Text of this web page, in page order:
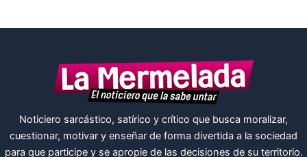
Noticiero sarcástico, satírico y crítico que busca moralizar,
cuestionar, motivar y enseñar de forma divertida a la sociedad
para que participe y se apropie de las decisiones de su territorio.